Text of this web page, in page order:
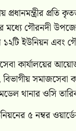
প্রতি
গৌরনদী
ইউনিয়ন এবং
কার্যালয়ের
থানার ওসি
৫ নম্বর